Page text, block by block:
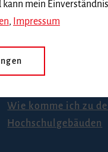
Anfahrt
Wie komme ich zu
Hochschulgebäuden
kann mein
, Impressum